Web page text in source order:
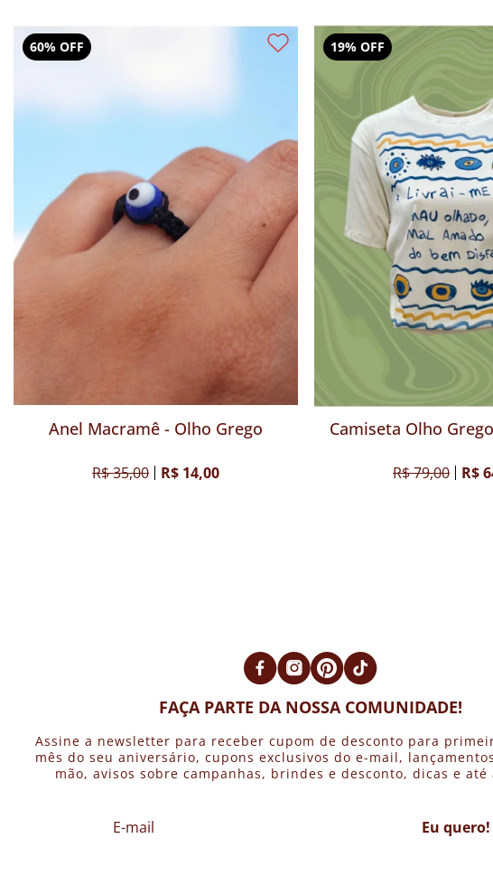
60% OFF
Anel Macramê - Olho Grego
R$ 35,00 R$ 14,00
19% OFF
Camiseta Olho
R$ 79,00 R$
FAÇA PARTE DA NOSSA COMUNIDADE!
Assine a newsletter para receber cupom de desconto para
mês do seu aniversário, cupons exclusivos do e-mail,
mão, avisos sobre campanhas, brindes e desconto, dicas e até
Eu quero!